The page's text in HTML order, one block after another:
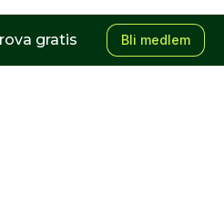
gratis Bli medlem